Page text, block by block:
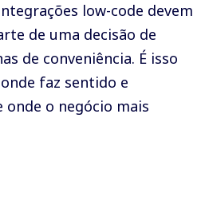
low-code devem
de uma decisão de
de conveniência. É isso
faz sentido e
o negócio mais